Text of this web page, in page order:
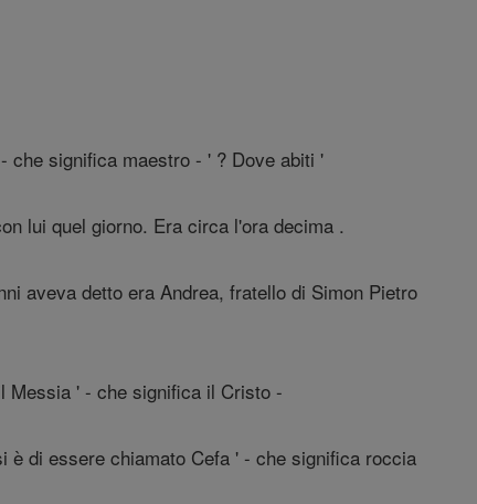
che significa maestro - ' ? Dove abiti '
lui quel giorno. Era circa l'ora decima .
aveva detto era Andrea, fratello di Simon Pietro
Messia ' - che significa il Cristo -
è di essere chiamato Cefa ' - che significa roccia